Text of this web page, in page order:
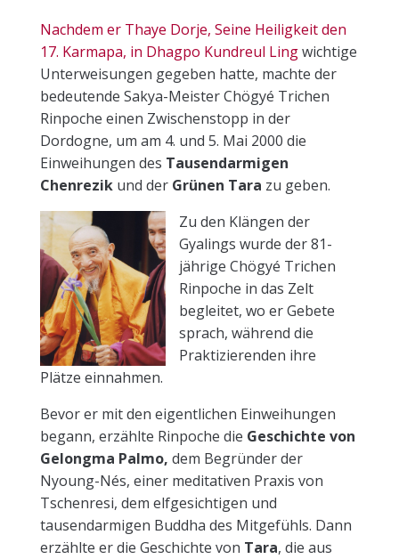
Nachdem er Thaye Dorje, Seine Heiligkeit den
17. Karmapa, in Dhagpo Kundreul Lingwichtige
Unterweisungen gegeben hatte, machte der
bedeutende Sakya-Meister Chögyé Trichen
Rinpoche einen Zwischenstopp in der
Dordogne, um am 4. und 5. Mai 2000 die
Einweihungen des Tausendarmigen
Chenrezikund der Grünen Tara zu geben.
Zu den Klängen der
Gyalings wurde der 81-
jährige Chögyé Trichen
Rinpoche in das Zelt
begleitet, wo er Gebete
sprach, während die
Praktizierenden ihre
Plätze einnahmen.
Bevor er mit den eigentlichen Einweihungen
begann, erzählte Rinpoche die Geschichte von
Gelongma Palmo, dem Begründer der
Nyoung-Nés, einer meditativen Praxis von
Tschenresi, dem elfgesichtigen und
tausendarmigen Buddha des Mitgefühls. Dann
erzählte er die Geschichte von Tara, die aus